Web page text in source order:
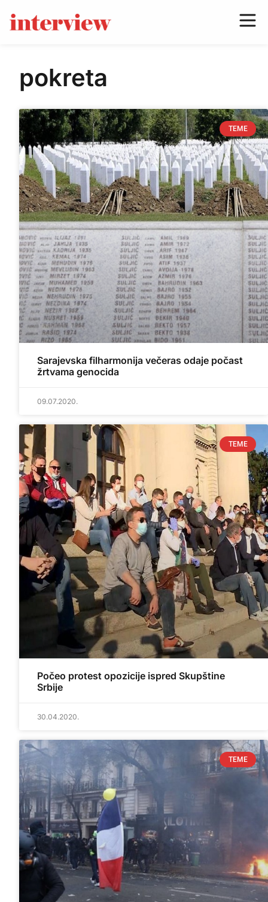
pokreta
TEME
Sarajevska filharmonija večeras odaje počast
žrtvama genocida
09.07.2020.
TEME
Počeo protest opozicije ispred Skupštine
Srbije
30.04.2020.
TEME